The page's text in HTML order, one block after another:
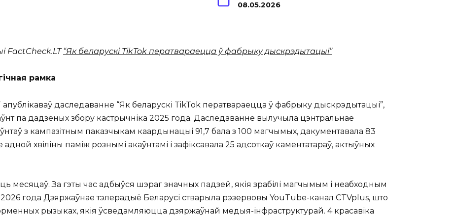
08.05.2026
FactCheck.LT“Як беларускі TikTok ператвараецца ў фабрыку дыскрэдытацыі”
рамка
апублікаваў даследаванне “Як беларускі TikTok ператвараецца ў фабрыку дыскрэдытацыі”,
па дадзеных збору кастрычніка 2025 года. Даследаванне вылучыла цэнтральнае
з кампазітным паказчыкам каардынацыі 91,7 бала з 100 магчымых, дакументавала 83
адной хвіліны паміж рознымі акаўнтамі і зафіксавала 25 адсоткаў каментатараў, актыўных
месяцаў. За гэты час адбыўся шэраг значных падзей, якія зрабілі магчымым і неабходным
года Дзяржаўнае тэлерадыё Беларусі стварыла рэзервовы YouTube-канал CTVplus, што
рызыках, якія ўсведамляюцца дзяржаўнай медыя-інфраструктурай. 4 красавіка